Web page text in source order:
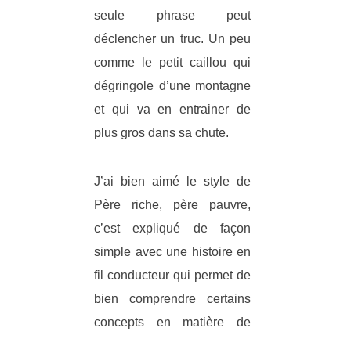
seule phrase peut
déclencher un truc. Un peu
comme le petit caillou qui
dégringole d’une montagne
et qui va en entrainer de
plus gros dans sa chute.
J’ai bien aimé le style de
Père riche, père pauvre,
c’est expliqué de façon
simple avec une histoire en
fil conducteur qui permet de
bien comprendre certains
concepts en matière de